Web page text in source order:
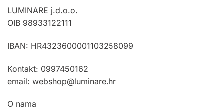
LUMINARE j.d.o.o.
OIB 98933122111
IBAN: HR4323600001103258099
Kontakt: 0997450162
email: webshop@luminare.hr
O nama